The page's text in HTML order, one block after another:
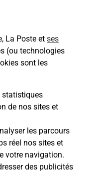
La Poste et ses
(ou technologies
sont les
statistiques
de nos sites et
les parcours
réel nos sites et
votre navigation.
des publicités